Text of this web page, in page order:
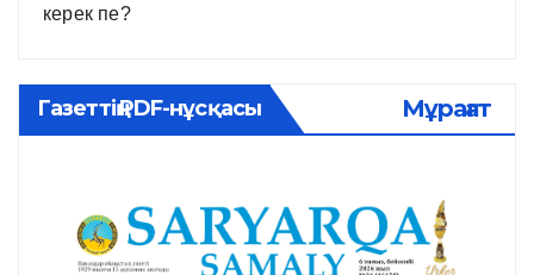
керек пе?
Газеттің PDF-нұсқасы Мұрағат